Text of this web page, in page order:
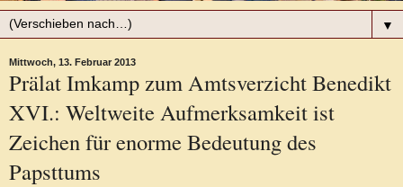
▼
Mittwoch, 13. Februar 2013
Prälat Imkamp zum Amtsverzicht Benedikt
XVI.: Weltweite Aufmerksamkeit ist
Zeichen für enorme Bedeutung des
Papsttums